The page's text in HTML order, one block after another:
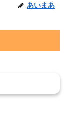
あいまあ